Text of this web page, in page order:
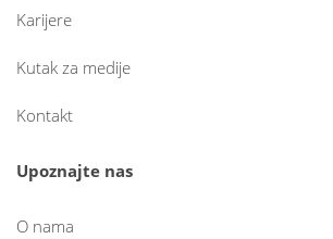
Karijere
Kutak za medije
Kontakt
Upoznajte nas
O nama